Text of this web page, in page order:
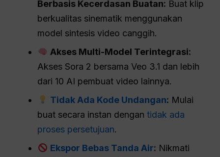
Berbasis Kecerdasan Buatan: Buat klip
berkualitas sinematik menggunakan
model sintesis video canggih.
Akses Multi-Model Terintegrasi:
Akses Sora 2 bersama Veo 3.1 dan lebih
dari 10 AI pembuat video lainnya.
Tidak Ada Kode Undangan: Mulai
buat secara instan dengantidak ada
proses persetujuan.
Ekspor Bebas Tanda Air: Nikmati